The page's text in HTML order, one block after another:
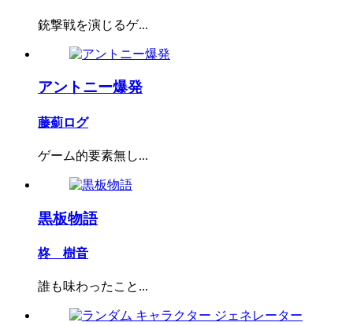
銃撃戦を演じるゲ...
アントニー爆発
藤薊ログ
ゲーム的要素無し...
黒板物語
柊 樹音
誰も味わったこと...